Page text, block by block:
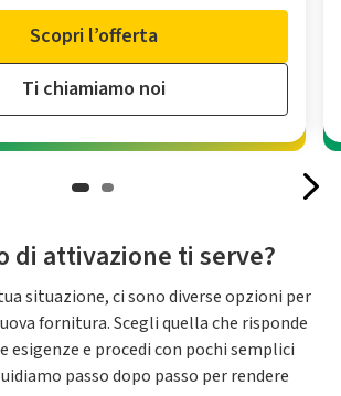
Scopri l’offerta
Ti chiamiamo noi
di attivazione ti serve?
situazione, ci sono diverse opzioni per
fornitura. Scegli quella che risponde
esigenze e procedi con pochi semplici
passo dopo passo per rendere